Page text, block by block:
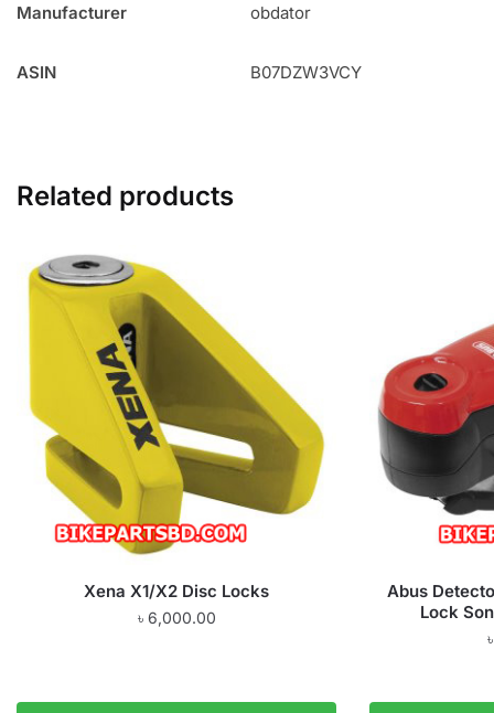
Manufacturer obdator
ASIN B07DZW3VCY
Related products
Xena X1/X2 Disc Locks
৳ 6,000.00
Abus
Lock